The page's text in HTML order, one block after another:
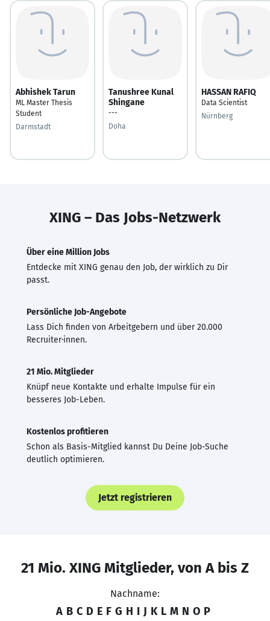
Abhishek Tarun
ML Master Thesis
Student
Darmstadt
Tanushree Kunal
Shingane
---
Doha
HASSAN RAFIQ
Data Scientist
Nürnberg
XING – Das Jobs-Netzwerk
Über eine Million Jobs
Entdecke mit XING genau den Job, der wirklich zu Dir
passt.
Persönliche Job-Angebote
Lass Dich finden von Arbeitgebern und über 20.000
Recruiter·innen.
21 Mio. Mitglieder
Knüpf neue Kontakte und erhalte Impulse für ein
besseres Job-Leben.
Kostenlos profitieren
Schon als Basis-Mitglied kannst Du Deine Job-Suche
deutlich optimieren.
Jetzt registrieren
21 Mio. XING Mitglieder, von A bis Z
Nachname:
A B C D E F G H I J K L M N O P